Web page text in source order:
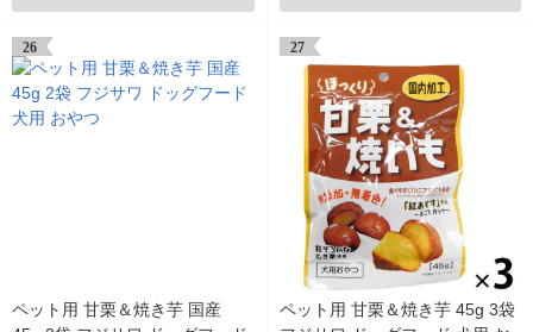
26
ペット用 甘栗＆焼き芋 国産
27
ペット用 甘栗＆焼き芋 45g 3袋